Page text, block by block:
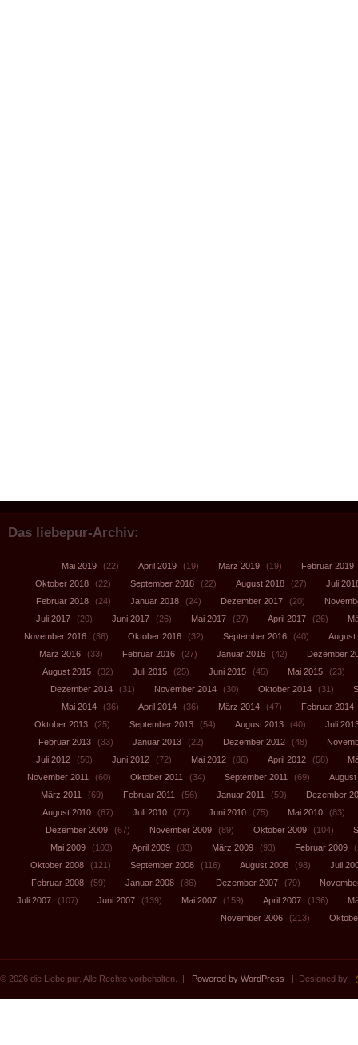
Das liebepur-Archiv:
Mai 2019 (22) April 2019 (19) März 2019 (19) Februar 2019
Oktober 2018
(22) September 2018 (22) August 2018 (27)
Juli
Februar 2018
(24) Januar 2018 (24) Dezember 2017 (20)
Juli 2017
(20) Juni 2017 (26) Mai 2017 (27) April 2017 (26)
November 2016
(36) Oktober 2016 (32) September 2016 (40)
August
März 2016
(33) Februar 2016 (27) Januar 2016 (42)
Dezember
August 2015
(32) Juli 2015 (25) Juni 2015 (45) Mai 2015
(23)
Dezember 2014
(31) November 2014 (30) Oktober 2014 (31)
Mai 2014
(36) April 2014 (36) März 2014 (47) Februar 2014
Oktober 2013
(25) September 2013 (54) August 2013 (40)
Juli
Februar 2013
(33) Januar 2013 (22) Dezember 2012 (48)
Juli 2012
(50) Juni 2012 (72) Mai 2012 (86) April 2012 (58)
November 2011
(60) Oktober 2011 (34) September 2011 (69)
August
März 2011
(69) Februar 2011 (56) Januar 2011 (59)
Dezember
August 2010
(67) Juli 2010 (77) Juni 2010 (75) Mai 2010
(83)
Dezember 2009
(67) November 2009 (89) Oktober 2009 (104)
Mai 2009
(103) April 2009 (83) März 2009 (93) Februar 2009
Oktober 2008
(121) September 2008 (116) August 2008 (98)
Juli
Februar 2008
(59) Januar 2008 (86) Dezember 2007 (79)
Juli 2007
(107) Juni 2007 (139) Mai 2007 (159) April 2007 (136)
November 2006
(213)
© 2026 die Liebe pur. Alle Rechte vorbehalten. | Powered by WordPress | Designed by